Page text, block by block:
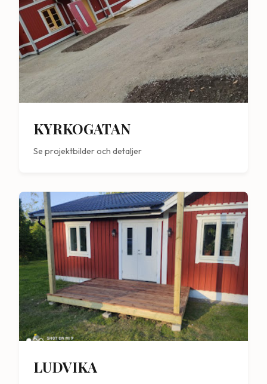
KYRKOGATAN
Se projektbilder och detaljer
LUDVIKA